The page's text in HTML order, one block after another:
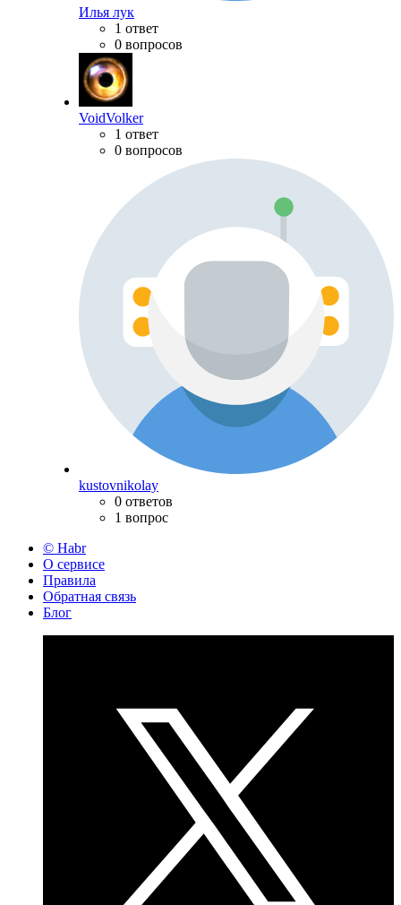
Илья лук
1 ответ
0 вопросов
VoidVolker
1 ответ
0 вопросов
kustovnikolay
0 ответов
1 вопрос
© Habr
О сервисе
Правила
Обратная связь
Блог